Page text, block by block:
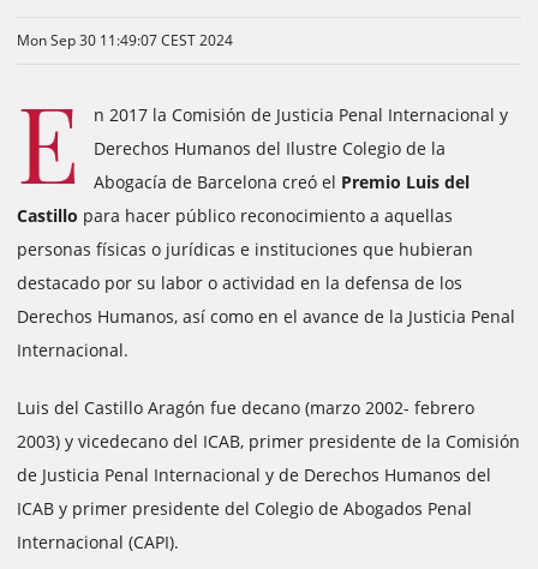
Mon Sep 30 11:49:07 CEST 2024
E
n 2017 la Comisión de Justicia Penal Internacional y
Derechos Humanos del Ilustre Colegio de la
Abogacía de Barcelona creó el Premio Luis del
Castillo para hacer público reconocimiento a aquellas
personas físicas o jurídicas e instituciones que hubieran
destacado por su labor o actividad en la defensa de los
Derechos Humanos, así como en el avance de la Justicia Penal
Internacional.
Luis del Castillo Aragón fue decano (marzo 2002- febrero
2003) y vicedecano del ICAB, primer presidente de la Comisión
de Justicia Penal Internacional y de Derechos Humanos del
ICAB y primer presidente del Colegio de Abogados Penal
Internacional (CAPI).